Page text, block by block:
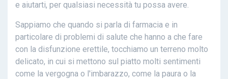
e aiutarti, per qualsiasi necessità tu possa avere.
Sappiamo che quando si parla di farmacia e in
particolare di problemi di salute che hanno a che fare
con la disfunzione erettile, tocchiamo un terreno molto
delicato, in cui si mettono sul piatto molti sentimenti
come la vergogna o l'imbarazzo, come la paura o la